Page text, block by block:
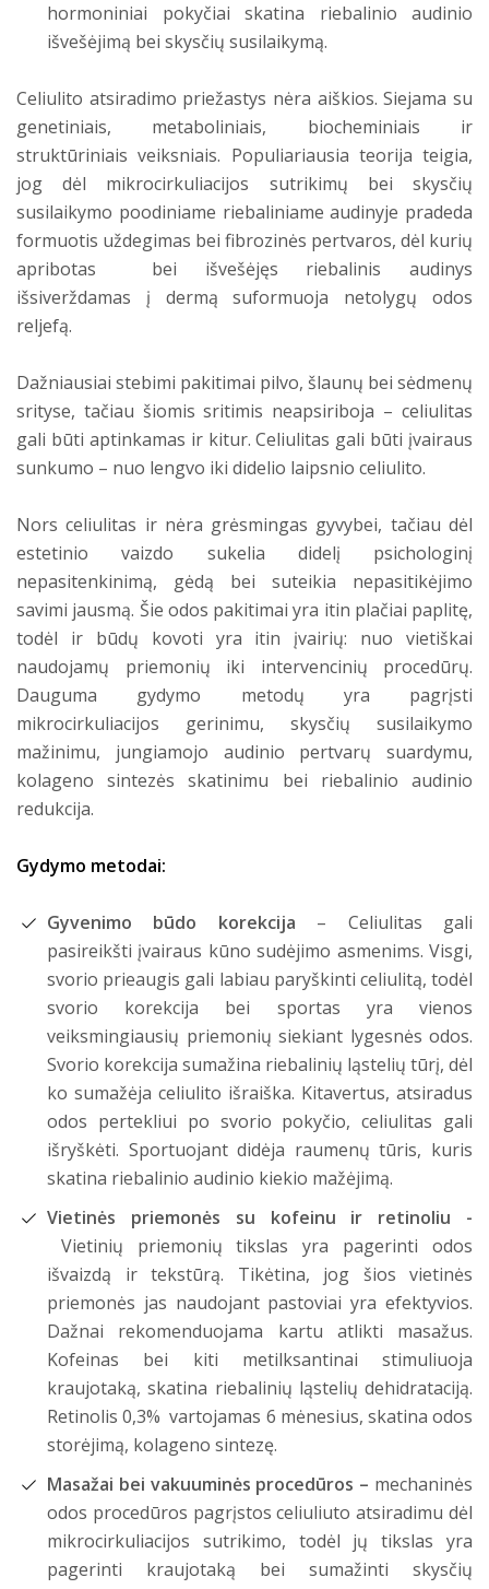
hormoniniai pokyčiai skatina riebalinio audinio
išvešėjimą bei skysčių susilaikymą.
Celiulito atsiradimo priežastys nėra aiškios. Siejama su
genetiniais, metaboliniais, biocheminiais ir
struktūriniais veiksniais. Populiariausia teorija teigia,
jog dėl mikrocirkuliacijos sutrikimų bei skysčių
susilaikymo poodiniame riebaliniame audinyje pradeda
formuotis uždegimas bei fibrozinės pertvaros, dėl kurių
apribotas bei išvešėjęs riebalinis audinys
išsiverždamas į dermą suformuoja netolygų odos
reljefą.
Dažniausiai stebimi pakitimai pilvo, šlaunų bei sėdmenų
srityse, tačiau šiomis sritimis neapsiriboja – celiulitas
gali būti aptinkamas ir kitur. Celiulitas gali būti įvairaus
sunkumo – nuo lengvo iki didelio laipsnio celiulito.
Nors celiulitas ir nėra grėsmingas gyvybei, tačiau dėl
estetinio vaizdo sukelia didelį psichologinį
nepasitenkinimą, gėdą bei suteikia nepasitikėjimo
savimi jausmą. Šie odos pakitimai yra itin plačiai paplitę,
todėl ir būdų kovoti yra itin įvairių: nuo vietiškai
naudojamų priemonių iki intervencinių procedūrų.
Dauguma gydymo metodų yra pagrįsti
mikrocirkuliacijos gerinimu, skysčių susilaikymo
mažinimu, jungiamojo audinio pertvarų suardymu,
kolageno sintezės skatinimu bei riebalinio audinio
redukcija.
Gydymo metodai:
Gyvenimo būdo korekcija – Celiulitas gali
pasireikšti įvairaus kūno sudėjimo asmenims. Visgi,
svorio prieaugis gali labiau paryškinti celiulitą, todėl
svorio korekcija bei sportas yra vienos
veiksmingiausių priemonių siekiant lygesnės odos.
Svorio korekcija sumažina riebalinių ląstelių tūrį, dėl
ko sumažėja celiulito išraiška. Kitavertus, atsiradus
odos pertekliui po svorio pokyčio, celiulitas gali
išryškėti. Sportuojant didėja raumenų tūris, kuris
skatina riebalinio audinio kiekio mažėjimą.
Vietinės priemonės su kofeinu ir retinoliu -
Vietinių priemonių tikslas yra pagerinti odos
išvaizdą ir tekstūrą. Tikėtina, jog šios vietinės
priemonės jas naudojant pastoviai yra efektyvios.
Dažnai rekomenduojama kartu atlikti masažus.
Kofeinas bei kiti metilksantinai stimuliuoja
kraujotaką, skatina riebalinių ląstelių dehidrataciją.
Retinolis 0,3% vartojamas 6 mėnesius, skatina odos
storėjimą, kolageno sintezę.
Masažai bei vakuuminės procedūros – mechaninės
odos procedūros pagrįstos celiuliuto atsiradimu dėl
mikrocirkuliacijos sutrikimo, todėl jų tikslas yra
pagerinti kraujotaką bei sumažinti skysčių